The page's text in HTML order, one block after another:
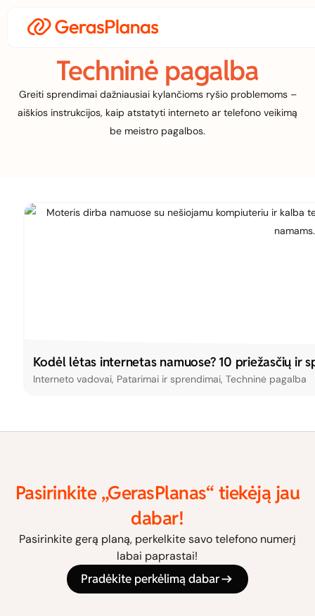
Techninė pagalba
Greiti sprendimai dažniausiai kylančioms ryšio problemoms –
aiškios instrukcijos, kaip atstatyti interneto ar telefono veikimą
be meistro pagalbos.
Kodėl lėtas internetas namuose? 10 priežasčių ir
Interneto vadovai, Patarimai ir sprendimai, Techninė pagalba
Pasirinkite „GerasPlanas“ tiekėją jau
dabar!
Pasirinkite gerą planą, perkelkite savo telefono numerį
labai paprastai!
Pradėkite perkėlimą dabar